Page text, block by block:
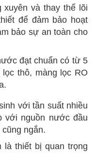
và thay thế lõi
để đảm bảo hoạt
bảo sự an toàn cho
đạt chuẩn có từ 5
thô, màng lọc RO
với tần suất nhiều
với nguồn nước đầu
ngắn.
là thiết bị quan trọng